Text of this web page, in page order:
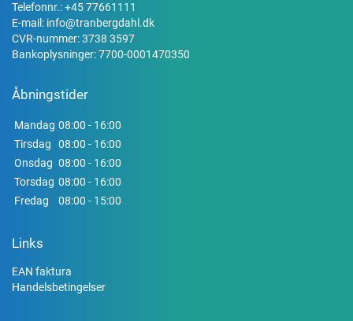
Telefonnr.:+45 77661111
E-mail: info@tranbergdahl.dk
CVR-nummer: 3738 3597
Bankoplysninger: 7700-0001470350
Åbningstider
Mandag 08:00 - 16:00
Tirsdag
08:00 - 16:00
Onsdag 08:00 - 16:00
Torsdag 08:00 - 16:00
Fredag
08:00 - 15:00
Links
EAN faktura
Handelsbetingelser